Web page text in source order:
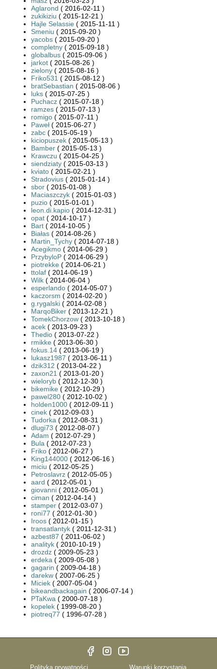
Aglarond ( 2016-02-11 )
zukikiziu ( 2015-12-21 )
Hajle Selassie ( 2015-11-11 )
Smeniu ( 2015-09-20 )
yacobs ( 2015-09-20 )
completny ( 2015-09-18 )
globalbus ( 2015-09-06 )
jarkot ( 2015-08-26 )
zielony ( 2015-08-16 )
Friko531 ( 2015-08-12 )
bratSebastian ( 2015-08-06 )
luks ( 2015-07-25 )
Puchacz ( 2015-07-18 )
ramzes ( 2015-07-13 )
romigo ( 2015-07-11 )
Paweł ( 2015-06-27 )
zabc ( 2015-05-19 )
kiciopuszek ( 2015-05-13 )
Bamber ( 2015-05-13 )
Krawczu ( 2015-04-25 )
siendziaty ( 2015-03-13 )
kviato ( 2015-02-21 )
Stradovius ( 2015-01-14 )
sbor ( 2015-01-08 )
Maciaszczyk ( 2015-01-03 )
puzio ( 2015-01-01 )
leon.di.kapio ( 2014-12-31 )
opat ( 2014-10-17 )
Bart ( 2014-10-05 )
Białas ( 2014-08-26 )
Martin_Tychy ( 2014-07-18 )
Acegikmo ( 2014-06-29 )
PrzybyloP ( 2014-06-29 )
piotrekke ( 2014-06-21 )
ttolaf ( 2014-06-19 )
Wilk ( 2014-06-04 )
esperlando ( 2014-05-07 )
kaczorsm ( 2014-02-20 )
g.rygalski ( 2014-02-08 )
MarqoBiker ( 2013-12-21 )
TomekChorzow ( 2013-10-18 )
acek ( 2013-09-23 )
Thedio ( 2013-07-22 )
rmikke ( 2013-06-30 )
fokus.14 ( 2013-06-19 )
lukasz1987 ( 2013-06-11 )
dzik312 ( 2013-04-22 )
zaxon21 ( 2013-01-20 )
wieloryb ( 2012-12-30 )
bikemike ( 2012-10-29 )
pawel280 ( 2012-10-02 )
holden1000 ( 2012-09-11 )
cinek ( 2012-09-03 )
Tudorka ( 2012-08-31 )
dlugi73 ( 2012-08-07 )
Adam ( 2012-07-29 )
Bula ( 2012-07-23 )
Friko ( 2012-06-27 )
King144000 ( 2012-06-16 )
miciu ( 2012-05-25 )
Petroslavrz ( 2012-05-05 )
aard ( 2012-05-01 )
giovanni ( 2012-05-01 )
ciman ( 2012-04-14 )
stamper ( 2012-03-07 )
roni77 ( 2012-01-30 )
Iroos ( 2012-01-15 )
transatlantyk ( 2011-12-31 )
azbest87 ( 2011-06-02 )
analityk ( 2010-10-19 )
drozdz ( 2009-05-23 )
erdeka ( 2009-05-08 )
gagarin ( 2009-04-18 )
darekw ( 2007-06-25 )
Miciek ( 2007-05-04 )
bikeandbackagain ( 2006-07-14 )
PTaKwa ( 2000-07-18 )
kopelek ( 1999-08-20 )
piotreq77 ( 1996-07-28 )
Polityka prywatności Warunki korzystania